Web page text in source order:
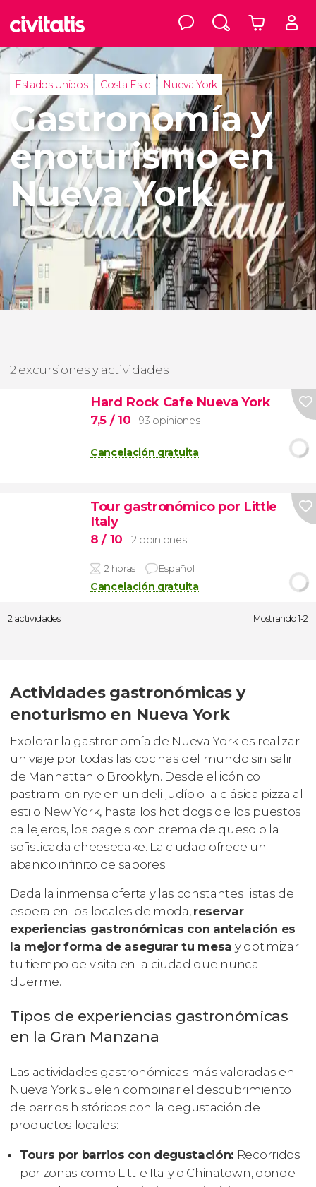
Estados Unidos Costa Este Nueva York
Gastronomía y
enoturismo en
Nueva York
2 excursiones y actividades
Hard Rock Cafe Nueva York
7,5 / 10 93 opiniones
Cancelación gratuita
Tour gastronómico por Little
Italy
8/ 10 2 opiniones
2 horas Español
Cancelación gratuita
2 actividades Mostrando 1-2
Actividades gastronómicas y
enoturismo en Nueva York
Explorar la gastronomía de Nueva York es realizar
un viaje por todas las cocinas del mundo sin salir
de Manhattan o Brooklyn. Desde el icónico
pastrami on rye en un deli judío o la clásica pizza al
estilo New York, hasta los hot dogs de los puestos
callejeros, los bagels con crema de queso o la
sofisticada cheesecake. La ciudad ofrece un
abanico infinito de sabores.
Dada la inmensa oferta y las constantes listas de
espera en los locales de moda, reservar
experiencias gastronómicas con antelación es
la mejor forma de asegurar tu mesa y optimizar
tu tiempo de visita en la ciudad que nunca
duerme.
Tipos de experiencias gastronómicas
en la Gran Manzana
Las actividades gastronómicas más valoradas en
Nueva York suelen combinar el descubrimiento
de barrios históricos con la degustación de
productos locales:
Tours por barrios con degustación: Recorridos
por zonas como Little Italy o Chinatown, donde